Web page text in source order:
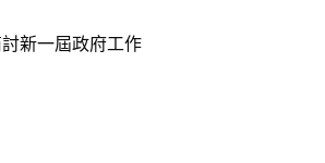
新一屆政府工作